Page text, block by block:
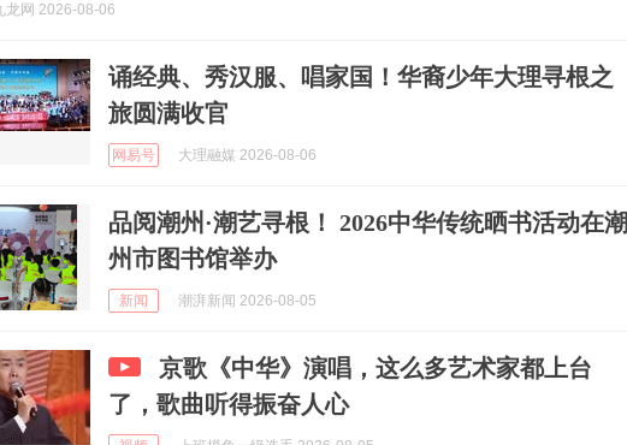
龙网 2026-08-06
诵经典、秀汉服、唱家国！华裔少年大理寻根之
旅圆满收官
网易号 大理融媒 2026-08-06
品阅潮州·潮艺寻根！ 2026中华传统晒书活动在潮
州市图书馆举办
新闻 潮湃新闻 2026-08-05
京歌《中华》演唱，这么多艺术家都上台
了，歌曲听得振奋人心